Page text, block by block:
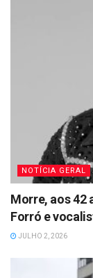
NOTÍCIA GERAL
Morre, aos 42
Forró e
JULHO 2, 2026